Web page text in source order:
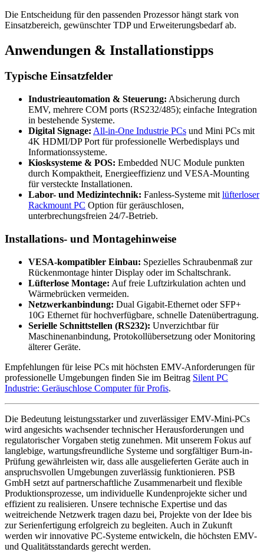
Die Entscheidung für den passenden Prozessor hängt stark von
Einsatzbereich, gewünschter TDP und Erweiterungsbedarf ab.
Anwendungen & Installationstipps
Typische Einsatzfelder
Industrieautomation & Steuerung: Absicherung durch
EMV, mehrere COM ports (RS232/485); einfache Integration
in bestehende Systeme.
Digital Signage: All-in-One Industrie PCs und Mini PCs mit
4K HDMI/DP Port für professionelle Werbedisplays und
Informationssysteme.
Kiosksysteme & POS: Embedded NUC Module punkten
durch Kompaktheit, Energieeffizienz und VESA-Mounting
für versteckte Installationen.
Labor- und Medizintechnik: Fanless-Systeme mit lüfterloser
Rackmount PC Option für geräuschlosen,
unterbrechungsfreien 24/7-Betrieb.
Installations- und Montagehinweise
VESA-kompatibler Einbau: Spezielles Schraubenmaß zur
Rückenmontage hinter Display oder im Schaltschrank.
Lüfterlose Montage: Auf freie Luftzirkulation achten und
Wärmebrücken vermeiden.
Netzwerkanbindung: Dual Gigabit-Ethernet oder SFP+
10G Ethernet für hochverfügbare, schnelle Datenübertragung.
Serielle Schnittstellen (RS232): Unverzichtbar für
Maschinenanbindung, Protokollübersetzung oder Monitoring
älterer Geräte.
Empfehlungen für leise PCs mit höchsten EMV-Anforderungen für
professionelle Umgebungen finden Sie im Beitrag Silent PC
Industrie: Geräuschlose Computer für Profis.
Die Bedeutung leistungsstarker und zuverlässiger EMV-Mini-PCs
wird angesichts wachsender technischer Herausforderungen und
regulatorischer Vorgaben stetig zunehmen. Mit unserem Fokus auf
langlebige, wartungsfreundliche Systeme und sorgfältiger Burn-in-
Prüfung gewährleisten wir, dass alle ausgelieferten Geräte auch in
anspruchsvollen Umgebungen zuverlässig funktionieren. PSB
GmbH setzt auf partnerschaftliche Zusammenarbeit und flexible
Produktionsprozesse, um individuelle Kundenprojekte sicher und
effizient zu realisieren. Unsere technische Expertise und das
weitreichende Netzwerk tragen dazu bei, Projekte von der Idee bis
zur Serienfertigung erfolgreich zu begleiten. Auch in Zukunft
werden wir innovative PC-Systeme entwickeln, die höchsten EMV-
und Qualitätsstandards gerecht werden.